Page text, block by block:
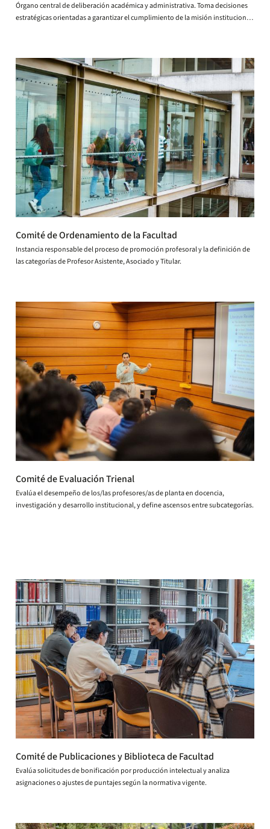
Órgano central de deliberación académica y administrativa. Toma decisiones
estratégicas orientadas a garantizar el cumplimiento de la misión institucional
Comité de Ordenamiento de la Facultad
Instancia responsable del proceso de promoción profesoral y la definición de
las categorías de Profesor Asistente, Asociado y Titular.
Comité de Evaluación Trienal
Evalúa el desempeño de los/las profesores/as de planta en docencia,
investigación y desarrollo institucional, y define ascensos entre subcategorías.
Comité de Publicaciones y Biblioteca de Facultad
Evalúa solicitudes de bonificación por producción intelectual y analiza
asignaciones o ajustes de puntajes según la normativa vigente.